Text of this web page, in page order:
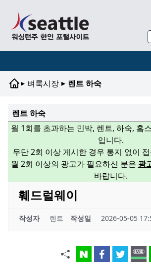
▸ 벼룩시장 ▸ 렌트 하숙
렌트 하숙
월 1회를 초과하는 민박, 렌트, 하숙, 홈
입니다.
무단 2회 이상 게시한 경우 통지 없이
월 2회 이상의 광고가 필요하신 분은 광
바랍니다.
훼드럴웨이
작성자 렌트 작성일 2026-05-05